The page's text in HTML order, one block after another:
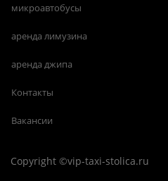
микроавтобусы
аренда лимузина
аренда джипа
Контакты
Вакансии
Copyright ©vip-taxi-stolica.ru